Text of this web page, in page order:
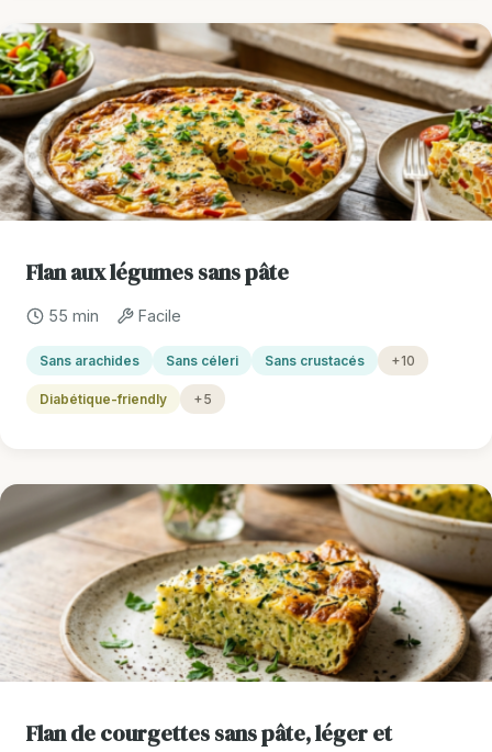
Flan aux légumes sans pâte
55 min Facile
Sans arachides Sans céleri Sans crustacés +10
Diabétique-friendly +5
Flan de courgettes sans pâte, léger et